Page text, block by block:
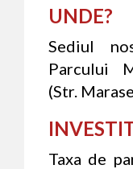
UNDE?
Sediul
Parcului
(Str.
Taxa de